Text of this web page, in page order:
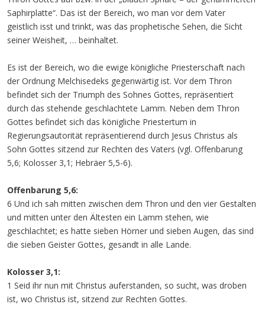
Saphirplatte“. Das ist der Bereich, wo man vor dem Vater
geistlich isst und trinkt, was das prophetische Sehen, die Sicht
seiner Weisheit, … beinhaltet.
Es ist der Bereich, wo die ewige königliche Priesterschaft nach
der Ordnung Melchisedeks gegenwärtig ist. Vor dem Thron
befindet sich der Triumph des Sohnes Gottes, repräsentiert
durch das stehende geschlachtete Lamm. Neben dem Thron
Gottes befindet sich das königliche Priestertum in
Regierungsautorität repräsentierend durch Jesus Christus als
Sohn Gottes sitzend zur Rechten des Vaters (vgl. Offenbarung
5,6; Kolosser 3,1; Hebräer 5,5-6).
Offenbarung 5,6:
6 Und ich sah mitten zwischen dem Thron und den vier Gestalten
und mitten unter den Ältesten ein Lamm stehen, wie
geschlachtet; es hatte sieben Hörner und sieben Augen, das sind
die sieben Geister Gottes, gesandt in alle Lande.
Kolosser 3,1:
1 Seid ihr nun mit Christus auferstanden, so sucht, was droben
ist, wo Christus ist, sitzend zur Rechten Gottes.